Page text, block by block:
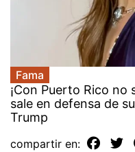
Fama
¡Con Puerto Rico no
sale en defensa de
Trump
compartir en: